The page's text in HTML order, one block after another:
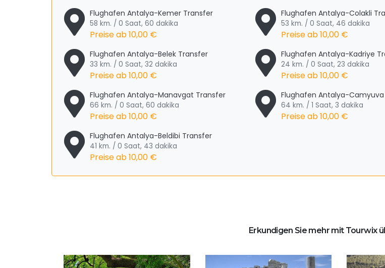
Flughafen Antalya-Kemer Transfer
58 km. / 0 Saat, 60 dakika
Preise ab10,00 €
Flughafen Antalya-Colakli
53 km. / 0 Saat, 46 dakika
Preise ab10,00 €
Flughafen Antalya-Belek Transfer
33 km. / 0 Saat, 32 dakika
Preise ab10,00 €
Flughafen Antalya-Kadriye
24 km. / 0 Saat, 23 dakika
Preise ab10,00 €
Flughafen Antalya-Manavgat Transfer
66 km. / 0 Saat, 60 dakika
Preise ab10,00 €
Flughafen Antalya-
64 km. / 1 Saat, 3 dakika
Preise ab10,00 €
Flughafen Antalya-Beldibi Transfer
41 km. / 0 Saat, 43 dakika
Preise ab10,00 €
Erkundigen Sie mehr mit Tourwix